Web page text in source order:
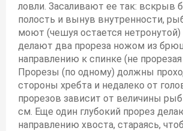
ловли. Засаливают ее так:
полость и вынув внутренности,
моют (чешуя остается
делают два прореза ножом из
направлению к спинке (не
Прорезы (по одному) должны
стороны хребта и недалеко от
прорезов зависит от величины
см. Еще один глубокий прорез
направлению хвоста, стараясь,